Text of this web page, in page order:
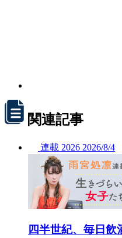
関連記事
連載 2026 2026/8/4
四半世紀、毎日飲